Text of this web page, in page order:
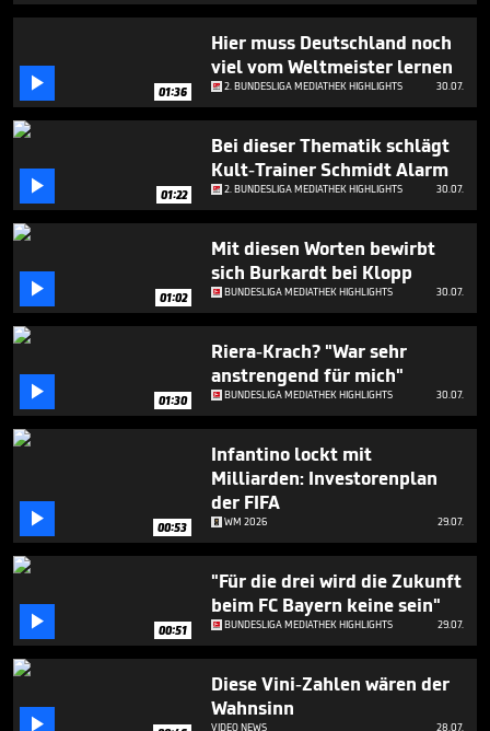
seconds
 01:36
Hier muss Deutschland noch
viel vom Weltmeister lernen
2. BUNDESLIGA MEDIATHEK HIGHLIGHTS 30.07.
 01:22
Bei dieser Thematik schlägt
Kult-Trainer Schmidt Alarm
2. BUNDESLIGA MEDIATHEK HIGHLIGHTS 30.07.
 01:02
Mit diesen Worten bewirbt
sich Burkardt bei Klopp
BUNDESLIGA MEDIATHEK HIGHLIGHTS 30.07.
 01:30
Riera-Krach? "War sehr
anstrengend für mich"
BUNDESLIGA MEDIATHEK HIGHLIGHTS 30.07.
 00:53
Infantino lockt mit
Milliarden: Investorenplan
der FIFA
WM 2026 29.07.
 00:51
"Für die drei wird die Zukunft
beim FC Bayern keine sein"
BUNDESLIGA MEDIATHEK HIGHLIGHTS 29.07.

Diese Vini-Zahlen wären der
Wahnsinn
VIDEO NEWS 28.07.